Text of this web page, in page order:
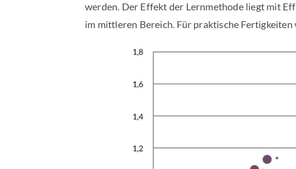
werden. Der Effekt der Lernmethode liegt mit
im mittleren Bereich. Für praktische